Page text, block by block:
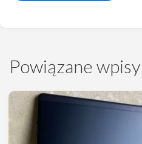
Powiązane